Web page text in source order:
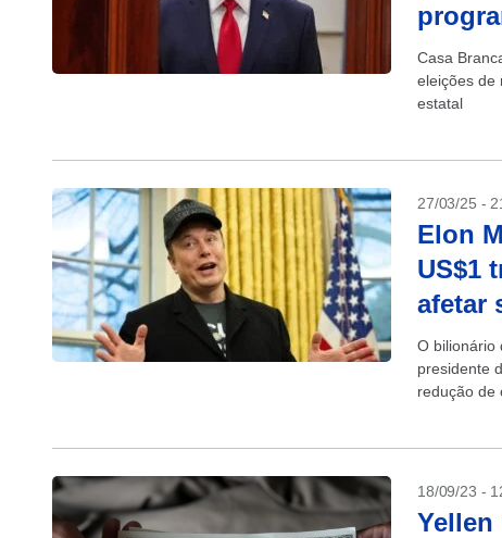
Casa
eleições de
estatal
27/03/25 -
Elon
US$1
afetar
O bilionário
presidente
redução de
18/09/23 -
Yellen